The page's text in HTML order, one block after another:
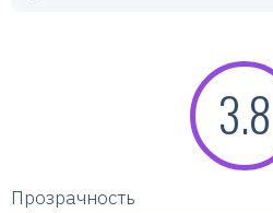
3.8
Прозрачность